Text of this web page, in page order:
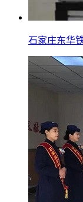
石家庄东华